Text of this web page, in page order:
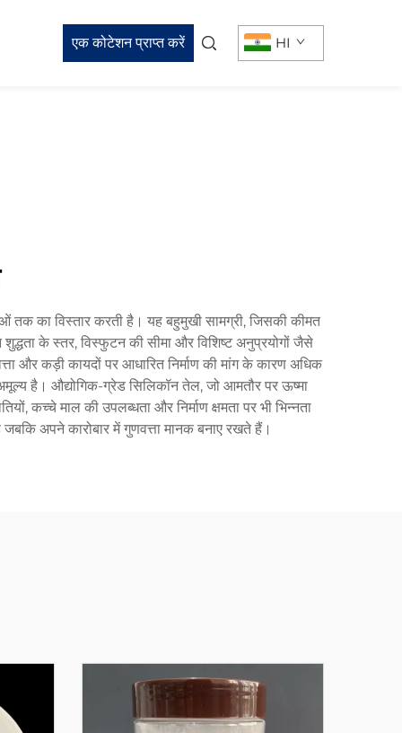
एक कोटेशन प्राप्त करें HI
तक का विस्तार करती है। यह बहुमुखी सामग्री, जिसकी कीमत
शुद्धता के स्तर, विस्फुटन की सीमा और विशिष्ट अनुप्रयोगों जैसे
और कड़ी कायदों पर आधारित निर्माण की मांग के कारण अधिक
है। औद्योगिक-ग्रेड सिलिकॉन तेल, जो आमतौर पर ऊष्मा
कच्चे माल की उपलब्धता और निर्माण क्षमता पर भी भिन्नता
अपने कारोबार में गुणवत्ता मानक बनाए रखते हैं।